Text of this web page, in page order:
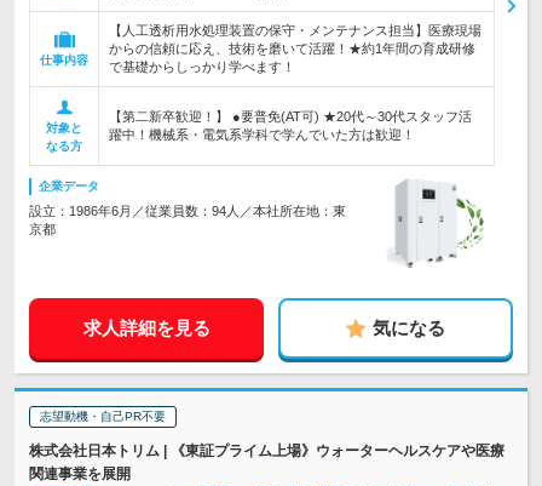
仕事内容
【人工透析用水処理装置の保守・メンテナンス担当】医療現場
からの信頼に応え、技術を磨いて活躍！★約1年間の育成研修
で基礎からしっかり学べます！
対象と
なる方
【第二新卒歓迎！】 ●要普免(AT可) ★20代～30代スタッフ活
躍中！機械系・電気系学科で学んでいた方は歓迎！
企業データ
設立：1986年6月／従業員数：94人／本社所在地：東
京都
求人詳細を見る 気になる
志望動機・自己PR不要
株式会社日本トリム | 《東証プライム上場》ウォーターヘルスケアや医療
関連事業を展開